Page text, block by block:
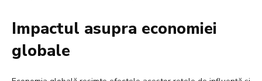
Impactul asupra economiei
globale